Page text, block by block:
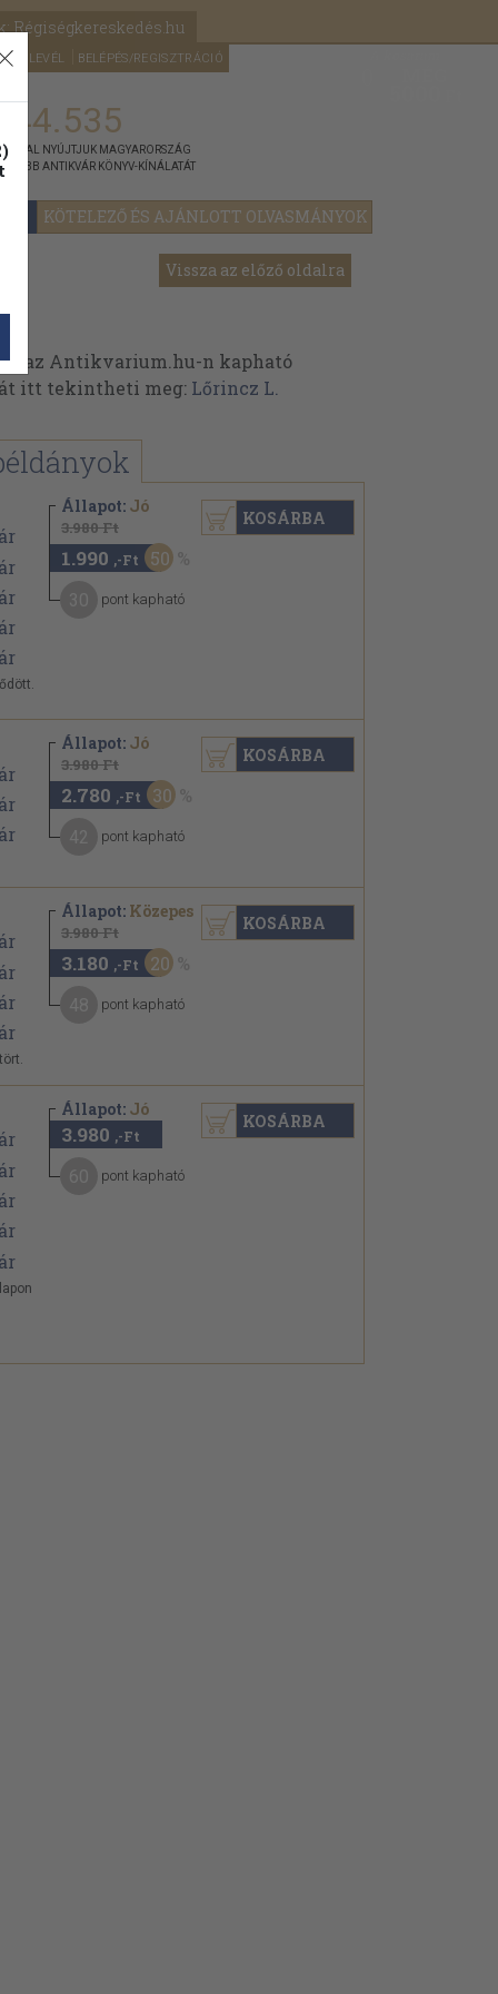
Régiségkereskedés.hu
HÍRLEVÉL BELÉPÉS/REGISZTRÁCIÓ
KÖTELEZŐ ÉS AJÁNLOTT OLVASMÁNYOK
NYÚJTJUK MAGYARORSZÁG
ANTIKVÁR KÖNYV-KÍNÁLATÁT
Vissza az előző oldalra
az Antikvarium.hu-n kapható
itt tekintheti meg: Lőrincz L.
Állapot: Jó
3.980 Ft
1.990 ,-Ft 50
pont kapható
KOSÁRBA
Állapot: Jó
3.980 Ft
2.780 ,-Ft 30
pont kapható
KOSÁRBA
Állapot: Közepes
3.980 Ft
3.180 ,-Ft 20
pont kapható
KOSÁRBA
Állapot: Jó
3.980 ,-Ft
pont kapható
KOSÁRBA